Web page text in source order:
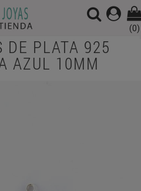
(0)
DE PLATA 925
AZUL 10MM